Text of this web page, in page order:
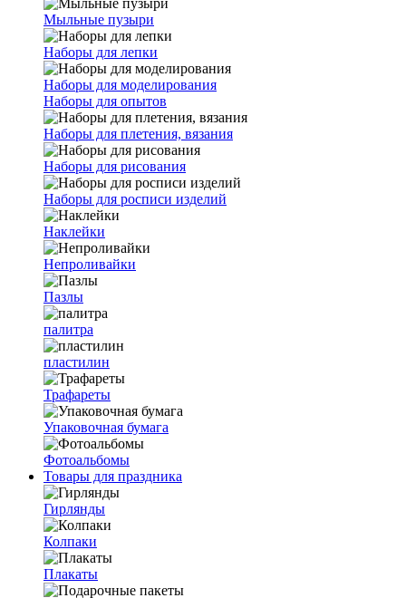
Мыльные пузыри
Наборы для лепки
Наборы для моделирования
Наборы для опытов
Наборы для плетения, вязания
Наборы для рисования
Наборы для росписи изделий
Наклейки
Непроливайки
Пазлы
палитра
пластилин
Трафареты
Упаковочная бумага
Фотоальбомы
Товары для праздника
Гирлянды
Колпаки
Плакаты